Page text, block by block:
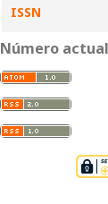
ISSN
Número actual